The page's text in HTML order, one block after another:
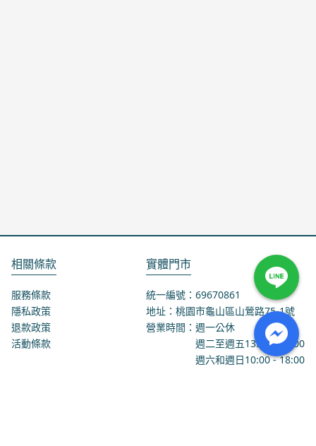
相關條款
服務條款
隱私政策
退款政策
活動條款
實體門市
統一編號：69670861
地址：桃園市龜山區山鶯路75-1號
營業時間：週一公休
週二至週五13:00 - 18:00
週六和週日10:00 - 18:00